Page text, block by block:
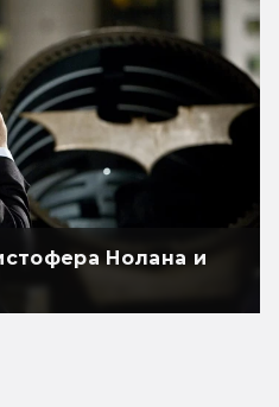
Нолана и